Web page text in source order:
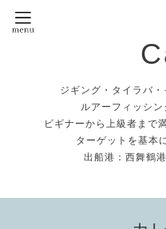
ジギング・タイラバ
ルアーフィッシン
ビギナーから上級者まで
ターゲットを基本
出船港：西舞鶴